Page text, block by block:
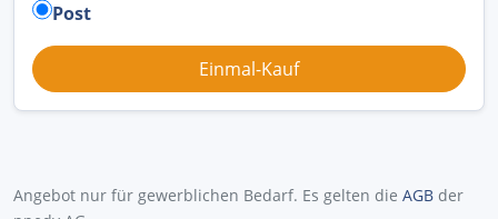
Post
Angebot nur für gewerblichen Bedarf. Es gelten die AGB der